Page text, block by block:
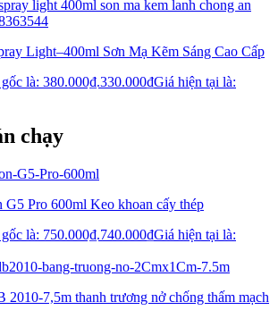
Light–400ml Sơn Mạ Kẽm Sáng Cao Cấp
là: 380.000₫.330.000₫Giá hiện tại là:
chạy
G5 Pro 600ml Keo khoan cấy thép
là: 750.000₫.740.000₫Giá hiện tại là:
2010-7,5m thanh trương nở chống thấm mạch